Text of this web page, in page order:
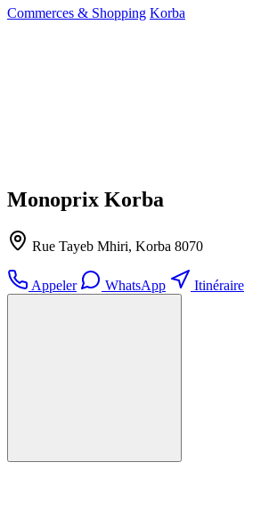
Commerces & Shopping Korba
Monoprix Korba
Rue Tayeb Mhiri, Korba 8070
Appeler WhatsApp Itinéraire